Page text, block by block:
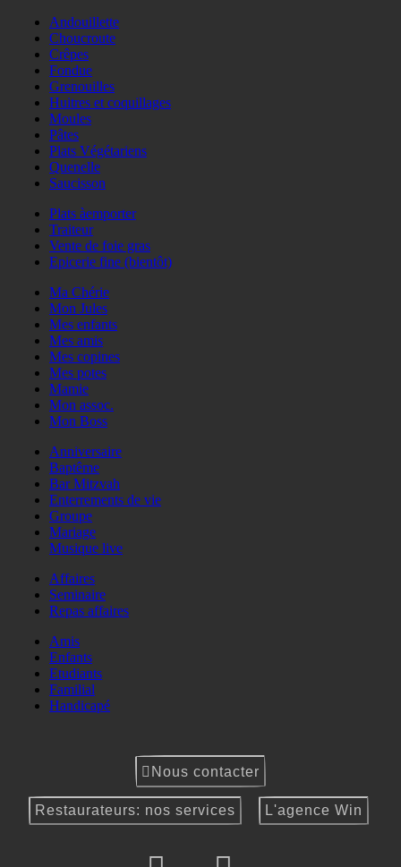
Andouillette
Choucroute
Crêpes
Fondue
Grenouilles
Huitres et coquillages
Moules
Pâtes
Plats Végétariens
Quenelle
Saucisson
Plats àemporter
Traiteur
Vente de foie gras
Epicerie fine (bientôt)
Ma Chérie
Mon Jules
Mes enfants
Mes amis
Mes copines
Mes potes
Mamie
Mon assoc.
Mon Boss
Anniversaire
Baptême
Bar Mitzvah
Enterrements de vie
Groupe
Mariage
Musique live
Affaires
Seminaire
Repas affaires
Amis
Enfants
Etudiants
Familial
Handicapé
Nous contacter
Restaurateurs: nos services L'agence Win